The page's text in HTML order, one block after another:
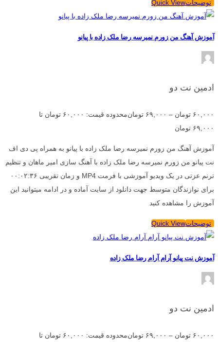
توضیحاتQuick View
آموزش آهنگ من زورم نمیرسه رضا ملک زاده با پیانو
ادمین نت دو
۶۰,۰۰۰ تومان – ۶۹,۰۰۰ تومان
محدوده قیمت: ۶۰,۰۰۰ تومان تا
۶۹,۰۰۰ تومان
آموزش آهنگ من زورم نمیرسه رضا ملک زاده با پیانو به همراه پی دی اف
نت پیانو من زورم نمیرسه رضا ملک زاده با آهنگ سازی امیر ماهان و تنظیم
ترنم عزتی در یک ویدیو آموزشی با فرمت MP4 و زمان تقریبی ۰۰:۰۲:۳۶
برای نوازندگان متوسط جهت دانلود از سایت آماده و در ادامه میتوانید این
آموزش را مشاهده کنید
توضیحاتQuick View
آموزش نت پیانو آرام آرام رضا ملک زاده
ادمین نت دو
۶۰,۰۰۰ تومان – ۶۹,۰۰۰ تومان
محدوده قیمت: ۶۰,۰۰۰ تومان تا